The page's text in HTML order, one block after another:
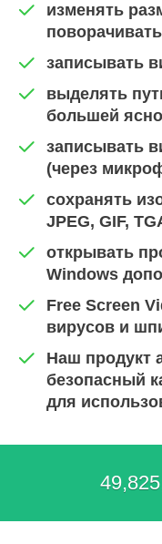
изменять
записывать
выделять
большей
записывать
(через
сохранять
JPEG, GIF,
открывать
Windows
Free Screen
вирусов и
Наш продукт
безопасный
для